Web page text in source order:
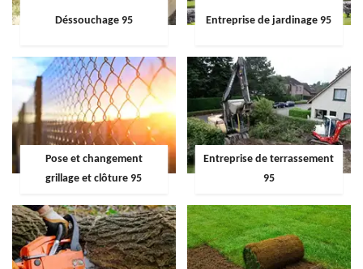
Déssouchage 95 Entreprise de jardinage 95
Pose et changement
grillage et clôture 95
Entreprise de terrassement
95